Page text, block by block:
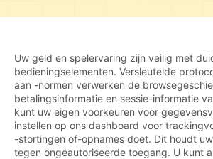
Uw geld en spelervaring zijn veilig met
bedieningselementen. Versleutelde
aan -normen verwerken de
betalingsinformatie en sessie-informatie
kunt uw eigen voorkeuren voor
instellen op ons dashboard voor
-stortingen of-opnames doet. Dit houdt
tegen ongeautoriseerde toegang. U kunt